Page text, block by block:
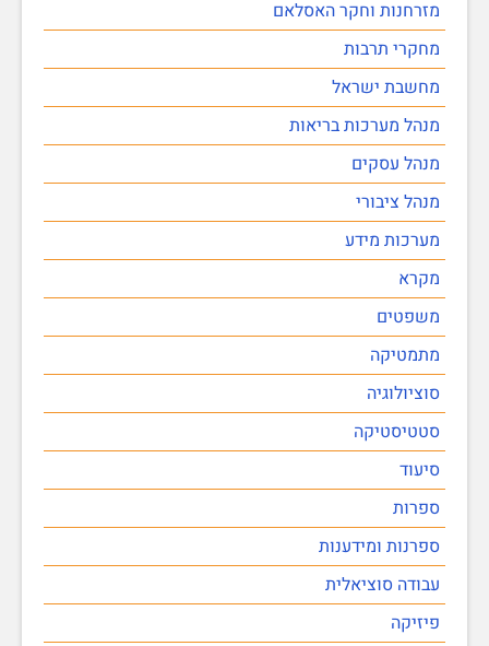
מזרחנות וחקר האסלאם
מחקרי תרבות
מחשבת ישראל
מנהל מערכות בריאות
מנהל עסקים
מנהל ציבורי
מערכות מידע
מקרא
משפטים
מתמטיקה
סוציולוגיה
סטטיסטיקה
סיעוד
ספרות
ספרנות ומידענות
עבודה סוציאלית
פיזיקה